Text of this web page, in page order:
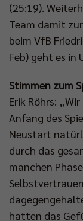
(25:19).
Team damit
beim VfB
Feb) geht es in
Stimmen zum
Erik Röhrs:
Anfang des
Neustart
durch das
manchen
hatten das